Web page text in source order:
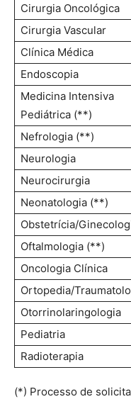
Cirurgia Oncológica
Cirurgia Vascular
Clínica Médica
Endoscopia
Medicina Intensiva
Pediátrica (**)
Nefrologia (**)
Neurologia
Neurocirurgia
Neonatologia (**)
Obstetrícia/
Oftalmologia (**)
Oncologia Clínica
Ortopedia/
Otorrinolaringologia
Pediatria
Radioterapia
(*) Processo de